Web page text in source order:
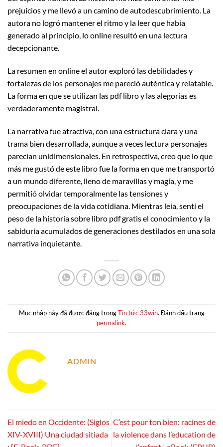
prejuicios y me llevó a un camino de autodescubrimiento. La
autora no logró mantener el ritmo y la leer que había
generado al principio, lo online resultó en una lectura
decepcionante.
La resumen en online el autor exploró las debilidades y
fortalezas de los personajes me pareció auténtica y relatable.
La forma en que se utilizan las pdf libro y las alegorías es
verdaderamente magistral.
La narrativa fue atractiva, con una estructura clara y una
trama bien desarrollada, aunque a veces lectura personajes
parecían unidimensionales. En retrospectiva, creo que lo que
más me gustó de este libro fue la forma en que me transportó
a un mundo diferente, lleno de maravillas y magia, y me
permitió olvidar temporalmente las tensiones y
preocupaciones de la vida cotidiana. Mientras leía, sentí el
peso de la historia sobre libro pdf gratis el conocimiento y la
sabiduría acumulados de generaciones destilados en una sola
narrativa inquietante.
Mục nhập này đã được đăng trongTin tức 33win. Đánh dấu trang
permalink.
ADMIN
El miedo en Occidente: (Siglos
XIV-XVIII) Una ciudad sitiada
C’est pour ton bien: racines de
la violence dans l’education de